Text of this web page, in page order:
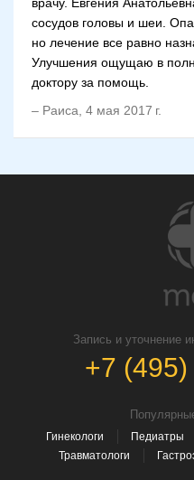
сосудов головы и шеи.
но лечение все равно
Улучшения ощущаю в
доктору за помощь.
– Раиса 4 мая 2017 г.
Запись и уточнение
+7
Гинекологи Педиатры
Травматологи